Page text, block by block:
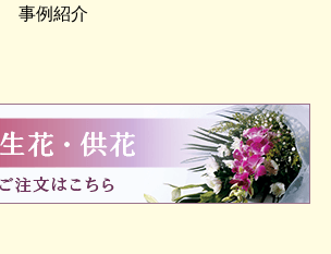
事例紹介